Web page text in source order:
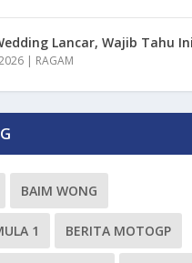
Lancar, Wajib Tahu
| RAGAM
BAIM WONG
1 BERITA MOTOGP